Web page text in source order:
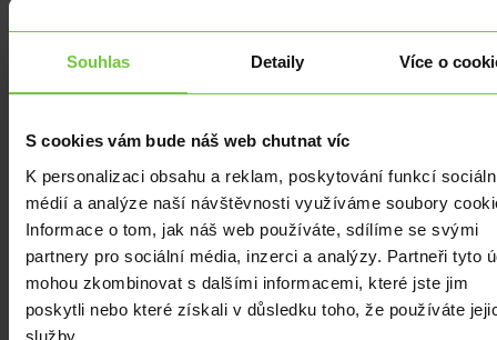
Souhlas Detaily Více o
S cookies vám bude náš web chutnat víc
K personalizaci obsahu a reklam, poskytování funkcí
médií a analýze naší návštěvnosti využíváme soubory
Informace o tom, jak náš web používáte, sdílíme se svými
partnery pro sociální média, inzerci a analýzy. Partneři tyto
mohou zkombinovat s dalšími informacemi, které jste jim
poskytli nebo které získali v důsledku toho, že používáte
služby.
měnovém
páru
v
týdne
za
absence
makroekonomických
statistik
euro
vůči
dolaru